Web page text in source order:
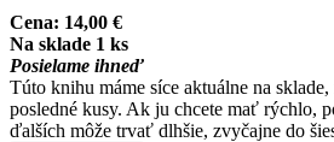
Cena: 14,00 €
Na sklade 1 ks
Posielame ihneď
Túto knihu máme síce aktuálne na
posledné kusy. Ak ju chcete mať rýchlo,
ďalších môže trvať dlhšie, zvyčajne do